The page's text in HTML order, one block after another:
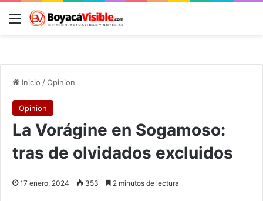
Menú
Inicio /Opinion
Opinion
La Vorágine en Sogamoso:
tras de olvidados excluidos
17 enero, 2024 353 2 minutos de lectura